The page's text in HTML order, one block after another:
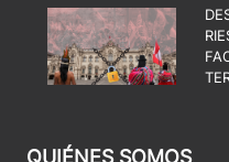
QUIÉNES SOMOS